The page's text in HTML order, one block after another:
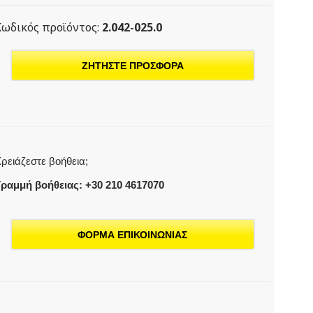
προϊόντος: 2.042-025.0
ΖΗΤΗΣΤΕ ΠΡΟΣΦΟΡΑ
βοήθεια;
βοήθειας: +30 210 4617070
ΦΟΡΜΑ ΕΠΙΚΟΙΝΩΝΙΑΣ